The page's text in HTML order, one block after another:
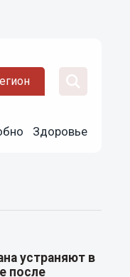
Здоровье
устраняют в
после